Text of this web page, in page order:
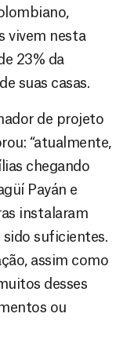
vivem nesta
23% da
suas casas.
de projeto
“atualmente,
chegando
Payán e
instalaram
sido suficientes.
assim como
desses
ou